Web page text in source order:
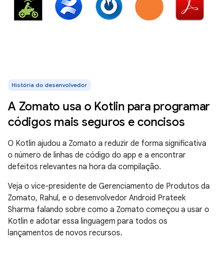
História do desenvolvedor
A Zomato usa o Kotlin para programar
códigos mais seguros e concisos
O Kotlin ajudou a Zomato a reduzir de forma significativa
o número de linhas de código do app e a encontrar
defeitos relevantes na hora da compilação.
Veja o vice-presidente de Gerenciamento de Produtos da
Zomato, Rahul, e o desenvolvedor Android Prateek
Sharma falando sobre como a Zomato começou a usar o
Kotlin e adotar essa linguagem para todos os
lançamentos de novos recursos.